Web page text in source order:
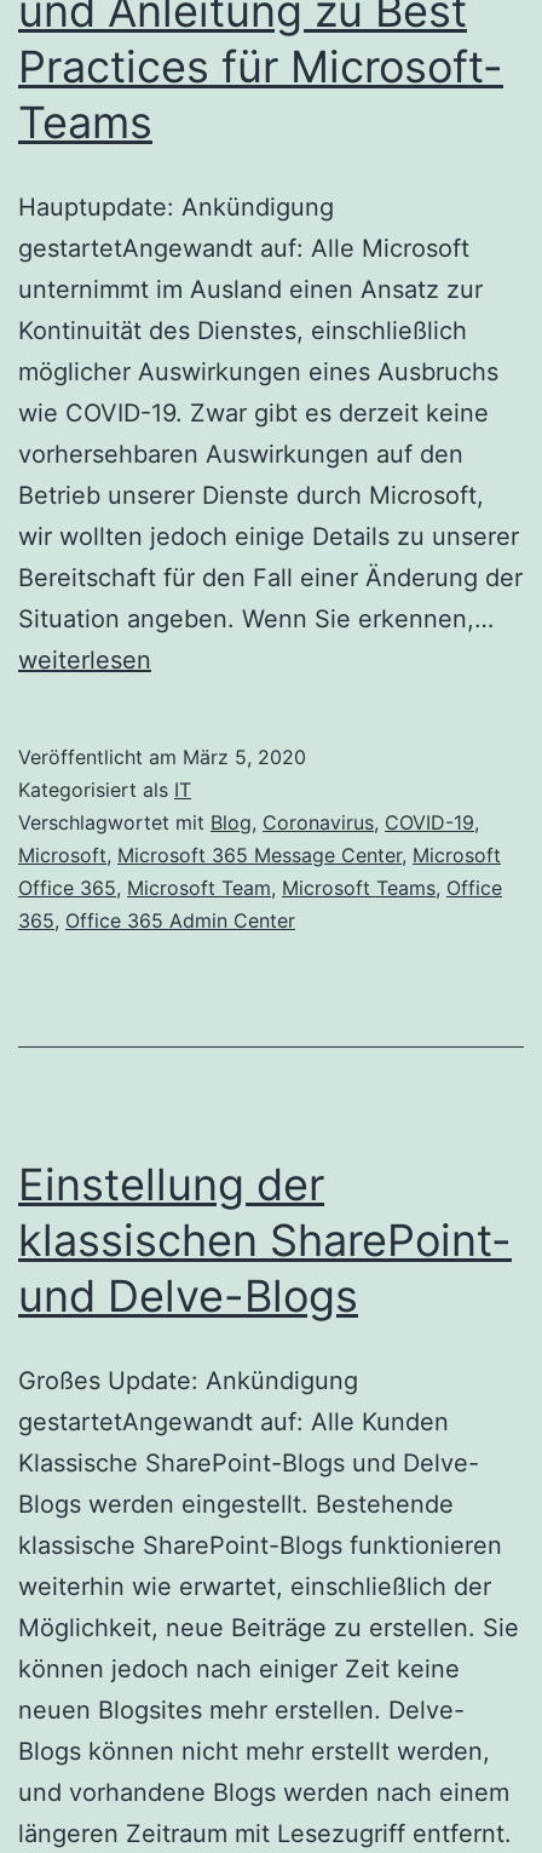
Practices für Microsoft-
Teams
Hauptupdate: Ankündigung
gestartetAngewandt auf: Alle Microsoft
unternimmt im Ausland einen Ansatz zur
Kontinuität des Dienstes, einschließlich
möglicher Auswirkungen eines Ausbruchs
wie COVID-19. Zwar gibt es derzeit keine
vorhersehbaren Auswirkungen auf den
Betrieb unserer Dienste durch Microsoft,
wir wollten jedoch einige Details zu unserer
Bereitschaft für den Fall einer Änderung der
Situation angeben. Wenn Sie erkennen,…
und
weiterlesen
Veröffentlicht am März 5, 2020
Kategorisiert als IT
Verschlagwortet mit Blog, Coronavirus, COVID-19,
Microsoft, Microsoft 365 Message Center, Microsoft
Office 365, Microsoft Team, Microsoft Teams, Office
365, Office 365 Admin Center
Einstellung der
klassischen SharePoint-
und Delve-Blogs
Großes Update: Ankündigung
gestartetAngewandt auf: Alle Kunden
Klassische SharePoint-Blogs und Delve-
Blogs werden eingestellt. Bestehende
klassische SharePoint-Blogs funktionieren
weiterhin wie erwartet, einschließlich der
Möglichkeit, neue Beiträge zu erstellen. Sie
können jedoch nach einiger Zeit keine
neuen Blogsites mehr erstellen. Delve-
Blogs können nicht mehr erstellt werden,
und vorhandene Blogs werden nach einem
längeren Zeitraum mit Lesezugriff entfernt.